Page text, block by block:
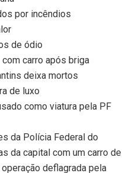
por incêndios
de ódio
carro após briga
deixa mortos
de luxo
como viatura pela PF
da Polícia Federal do
da capital com um carro de
deflagrada pela